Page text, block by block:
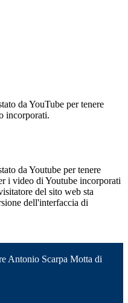
da YouTube per tenere
incorporati.
da Youtube per tenere
i video di Youtube incorporati
del sito web sta
dell'interfaccia di
Antonio Scarpa Motta di